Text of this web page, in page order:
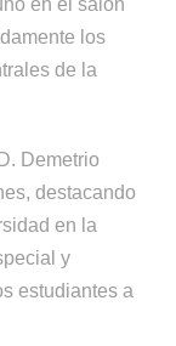
en el salón
los
de la
Demetrio
destacando
en la
y
estudiantes a